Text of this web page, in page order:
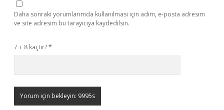
Daha sonraki yorumlarımda kullanılması için adım, e-posta adresim
ve site adresim bu tarayıcıya kaydedilsin.
7 + 8 kaçtır?*